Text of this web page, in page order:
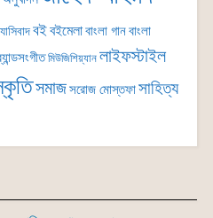
বইবইমেলাবাংলা গানবাংলা
মিউজিশিয়্যান লাইফস্টাইল
সমাজসরোজ মোস্তফাসাহিত্য